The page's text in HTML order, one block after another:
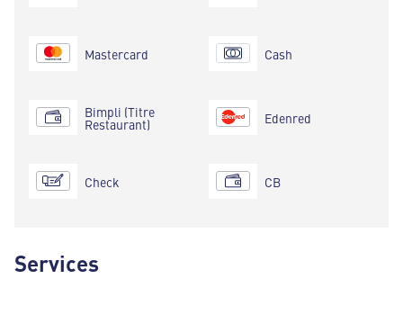
Mastercard
Bimpli (Titre
Restaurant)
Check
Cash
Edenred
CB
Services